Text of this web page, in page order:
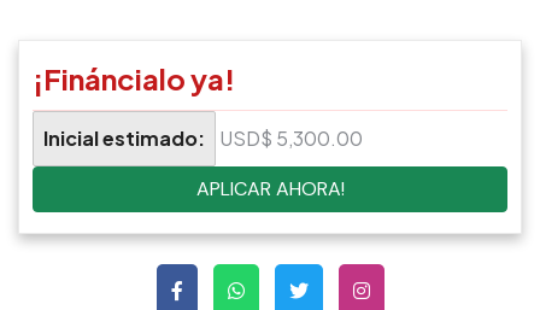
¡Fináncialo ya!
Inicial estimado:
USD$ 5,300.00
APLICAR AHORA!